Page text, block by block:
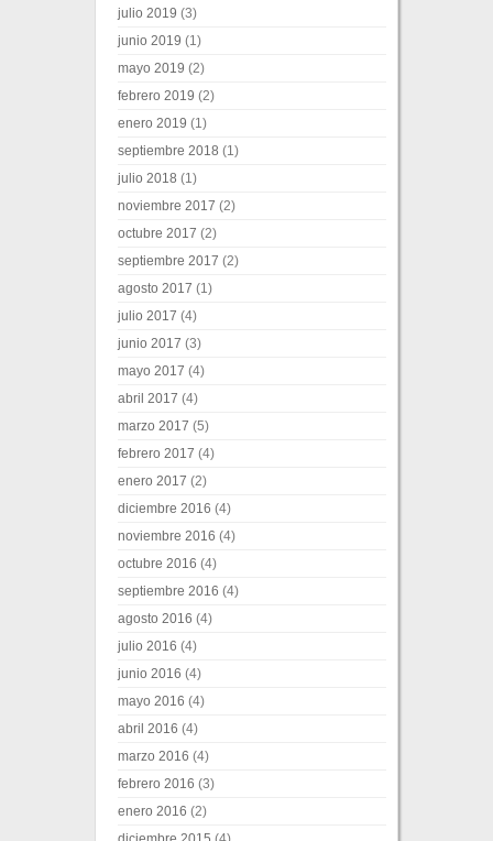
julio 2019 (3)
junio 2019 (1)
mayo 2019 (2)
febrero 2019 (2)
enero 2019 (1)
septiembre 2018 (1)
julio 2018 (1)
noviembre 2017 (2)
octubre 2017 (2)
septiembre 2017 (2)
agosto 2017 (1)
julio 2017 (4)
junio 2017 (3)
mayo 2017 (4)
abril 2017 (4)
marzo 2017 (5)
febrero 2017 (4)
enero 2017 (2)
diciembre 2016 (4)
noviembre 2016 (4)
octubre 2016 (4)
septiembre 2016 (4)
agosto 2016 (4)
julio 2016 (4)
junio 2016 (4)
mayo 2016 (4)
abril 2016 (4)
marzo 2016 (4)
febrero 2016 (3)
enero 2016 (2)